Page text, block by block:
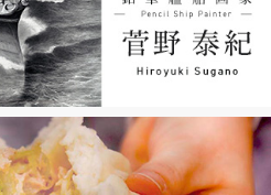
ウ
ス
株
式
会
社